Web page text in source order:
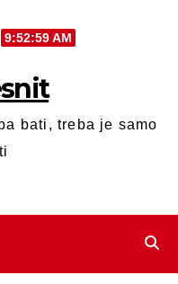
9:53:00 AM
bati, treba je samo